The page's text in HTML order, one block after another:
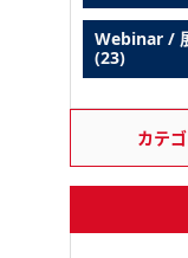
Webinar /
(23)
カテ